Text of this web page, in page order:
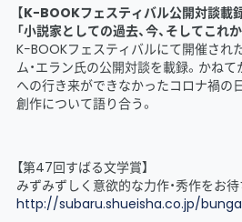
【K−BOOKフェスティバル公開対談載
「小説家としての過去、今、そしてこれか
K−BOOKフェスティバルにて開催され
ム・エラン氏の公開対談を載録。かね
への行き来ができなかったコロナ禍の
創作について語り合う。
【第47回すばる文学賞】
みずみずしく意欲的な力作・秀作をお
http://subaru.shueisha.co.jp/